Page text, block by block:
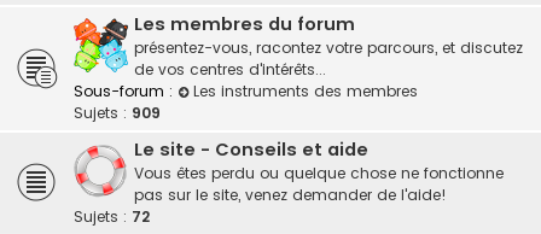
Les membres du forum
présentez-vous, racontez votre parcours, et discutez
de vos centres d'intérêts...
Sous-forum :
Les instruments des membres
Sujets : 909
Le site - Conseils et aide
Vous êtes perdu ou quelque chose ne fonctionne
pas sur le site, venez demander de l'aide!
Sujets : 72